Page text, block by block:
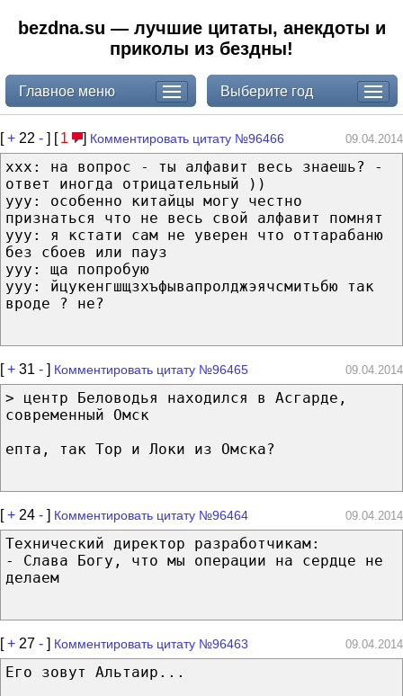
bezdna.su — лучшие цитаты, анекдоты и
приколы из бездны!
Главное меню Выберите год
[+ 22 - ] [ 1 ] Комментировать цитату №96466 09.04.2014
xxx: на вопрос - ты алфавит весь знаешь? -
ответ иногда отрицательный ))
yyy: особенно китайцы могу честно
признаться что не весь свой алфавит помнят
yyy: я кстати сам не уверен что оттарабаню
без сбоев или пауз
yyy: ща попробую
yyy: йцукенгшщзхъфывапролджэячсмитьбю так
вроде ? не?
[+ 31 - ] Комментировать цитату №96465 09.04.2014
> центр Беловодья находился в Асгарде,
современный Омск
епта, так Тор и Локи из Омска?
[+ 24 - ] Комментировать цитату №96464 09.04.2014
Технический директор разработчикам:
- Слава Богу, что мы операции на сердце не
делаем
[+ 27 - ] Комментировать цитату №96463 09.04.2014
Его зовут Альтаир...